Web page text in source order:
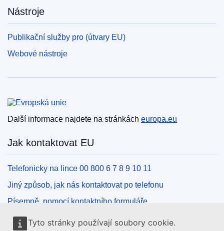
Tyto stránky používají soubory cookie.
Nástroje
Publikační služby pro (útvary EU)
Webové nástroje
Další informace najdete na stránkách europa.eu
Jak kontaktovat EU
Telefonicky na lince 00 800 6 7 8 9 10 11
Jiný způsob, jak nás kontaktovat po telefonu
Písemně, pomocí kontaktního formuláře
Osobně, v kontaktním místě EU